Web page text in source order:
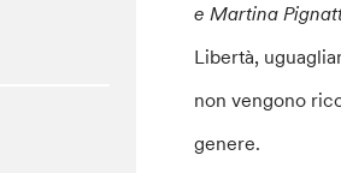
e Martina
Libertà,
non vengono
genere.